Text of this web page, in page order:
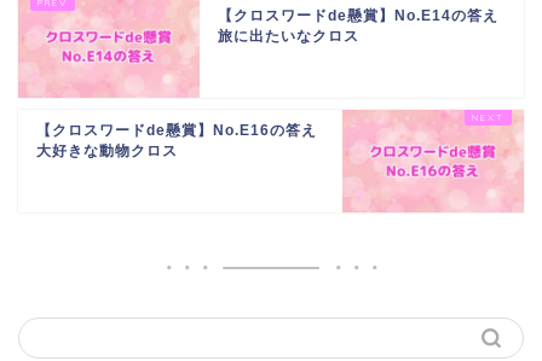
【クロスワードde懸賞】No.E14の答え
旅に出たいなクロス
【クロスワードde懸賞】No.E16の答え
大好きな動物クロス